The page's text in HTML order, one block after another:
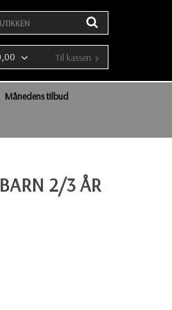
Til kassen
Månedens tilbud
2/3 ÅR